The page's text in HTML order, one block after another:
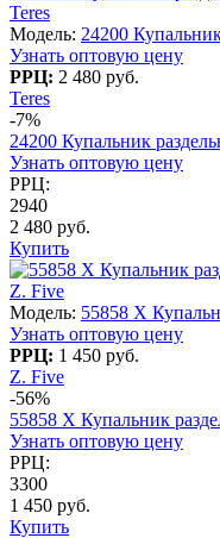
Teres
Модель: 24200
Узнать оптовую цену
РРЦ: 2 480 руб.
Teres
-7%
24200 Купальник
Узнать оптовую цену
РРЦ:
2940
2 480 руб.
Купить
Z. Five
Модель: 55858 X
Узнать оптовую цену
РРЦ: 1 450 руб.
Z. Five
-56%
55858 X Купальник
Узнать оптовую цену
РРЦ:
3300
1 450 руб.
Купить